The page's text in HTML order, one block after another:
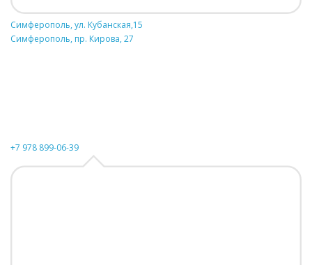
Симферополь, ул. Кубанская,15
Симферополь, пр. Кирова, 27
+7 978 899-06-39